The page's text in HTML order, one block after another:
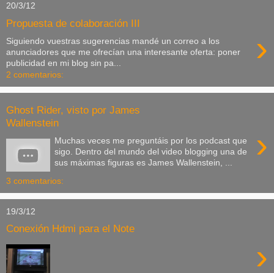
20/3/12
Propuesta de colaboración III
›
Siguiendo vuestras sugerencias mandé un correo a los
anunciadores que me ofrecían una interesante oferta: poner
publicidad en mi blog sin pa...
2 comentarios:
Ghost Rider, visto por James
Wallenstein
›
Muchas veces me preguntáis por los podcast que
sigo. Dentro del mundo del video blogging una de
sus máximas figuras es James Wallenstein, ...
3 comentarios:
19/3/12
Conexión Hdmi para el Note
›